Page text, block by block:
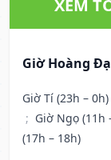
XEM
Giờ Hoàng
Giờ Tí (23h – 0h)
; Giờ Ngọ (11h
(17h – 18h)